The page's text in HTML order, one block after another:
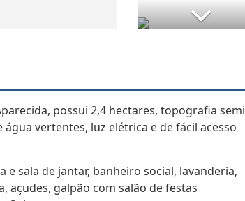
possui 2,4 hectares, topografia semi
vertentes, luz elétrica e de fácil acesso
sala de jantar, banheiro social, lavanderia,
açudes, galpão com salão de festas